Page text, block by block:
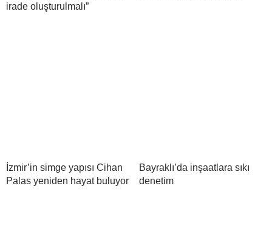
irade oluşturulmalı”
İzmir’in simge yapısı Cihan
Palas yeniden hayat buluyor
Bayraklı’da inşaatlara sıkı
denetim